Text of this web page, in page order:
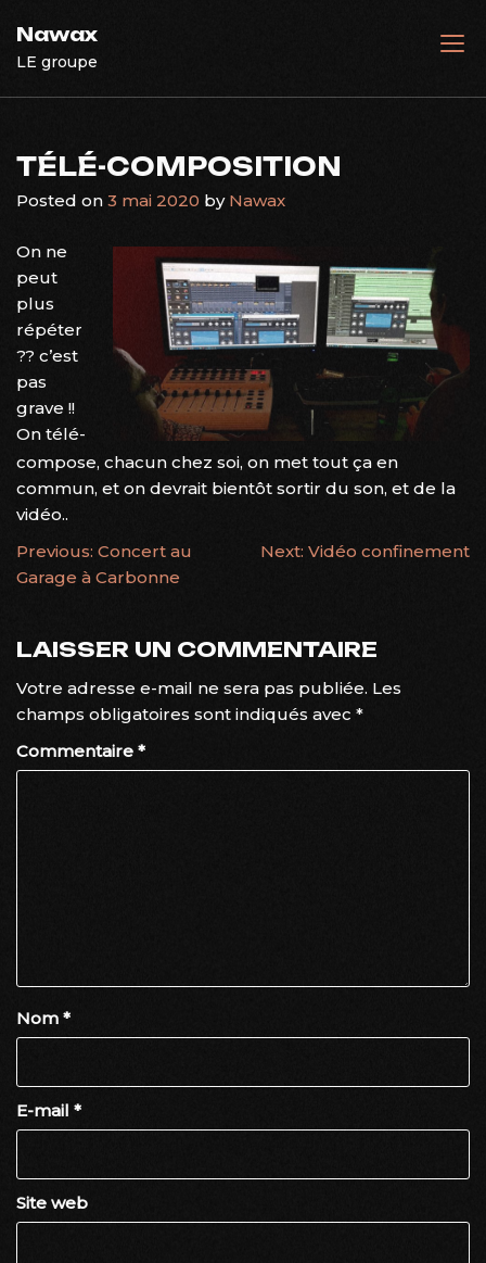
content
Nawax
LE groupe
TÉLÉ-COMPOSITION
Posted on 3 mai 2020 by Nawax
On ne
peut
plus
répéter
?? c’est
pas
grave !!
On télé-
compose, chacun chez soi, on met tout ça en
commun, et on devrait bientôt sortir du son, et de la
vidéo..
NAVIGATION
DE
Previous: Concert au
Garage à Carbonne
Next: Vidéo confinement
LAISSER UN COMMENTAIRE
Votre adresse e-mail ne sera pas publiée. Les
champs obligatoires sont indiqués avec *
Commentaire *
Nom *
E-mail *
Site web